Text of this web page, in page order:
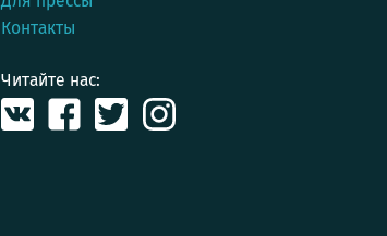
Контакты
Читайте нас: